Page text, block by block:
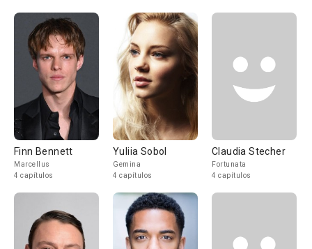
Finn Bennett
Marcellus
4 capítulos
Yuliia Sobol
Gemina
4 capítulos
Claudia Stecher
Fortunata
4 capítulos